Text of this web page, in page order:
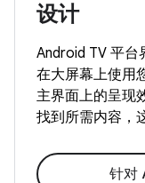
设计
Android TV 平台
在大屏幕上使用
主界面上的呈现
找到所需内容，
针对